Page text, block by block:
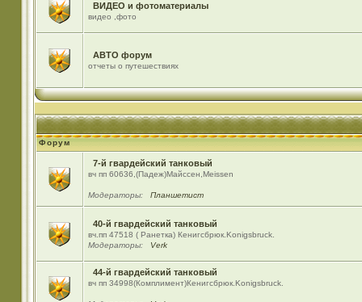
ВИДЕО и фотоматериалы
видео ,фото
АВТО форум
отчеты о путешествиях
Форум
7-й гвардейский танковый
вч пп 60636,(Падеж)Майсcен,Meissen
Модераторы: Планшетист
40-й гвардейский танковый
вч.пп 47518 ( Ранетка) Кенигсбрюк.Konigsbruck.
Модераторы:
Verk
44-й гвардейский танковый
вч пп 34998(Комплимент)Кенигсбрюк.Konigsbruck.